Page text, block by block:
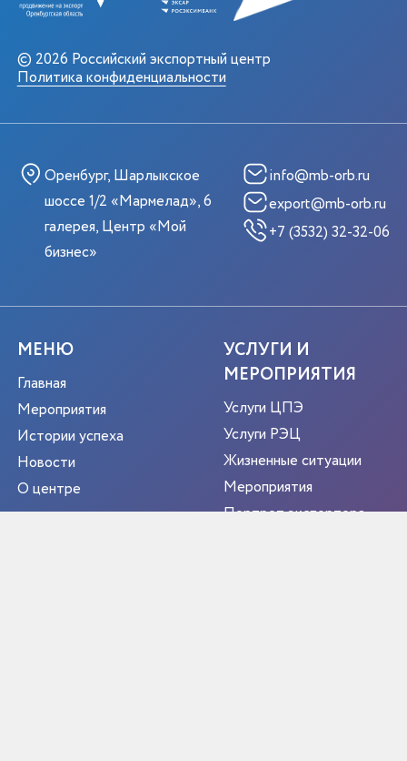
© 2026 Российский экспортный центр
Политика конфиденциальности
Оренбург, Шарлыкское
шоссе 1/2 «Мармелад», 6
галерея, Центр «Мой
бизнес»
info@mb-orb.ru
export@mb-orb.ru
+7 (3532) 32-32-06
МЕНЮ
Главная
Мероприятия
Истории успеха
Новости
О центре
УСЛУГИ И
МЕРОПРИЯТИЯ
Услуги ЦПЭ
Услуги РЭЦ
Жизненные ситуации
Мероприятия
Портрет экспортера